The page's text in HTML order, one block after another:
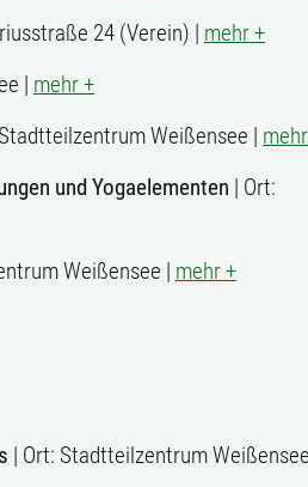
24 (Verein) | mehr +
| mehr +
Weißensee |
und Yogaelementen | Ort:
Weißensee | mehr +
| Ort: Stadtteilzentrum